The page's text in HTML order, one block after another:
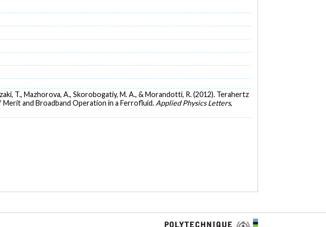
T., Mazhorova, A., Skorobogatiy, M. A., & Morandotti, R. (2012). Terahertz
and Broadband Operation in a Ferrofluid. Applied Physics Letters,